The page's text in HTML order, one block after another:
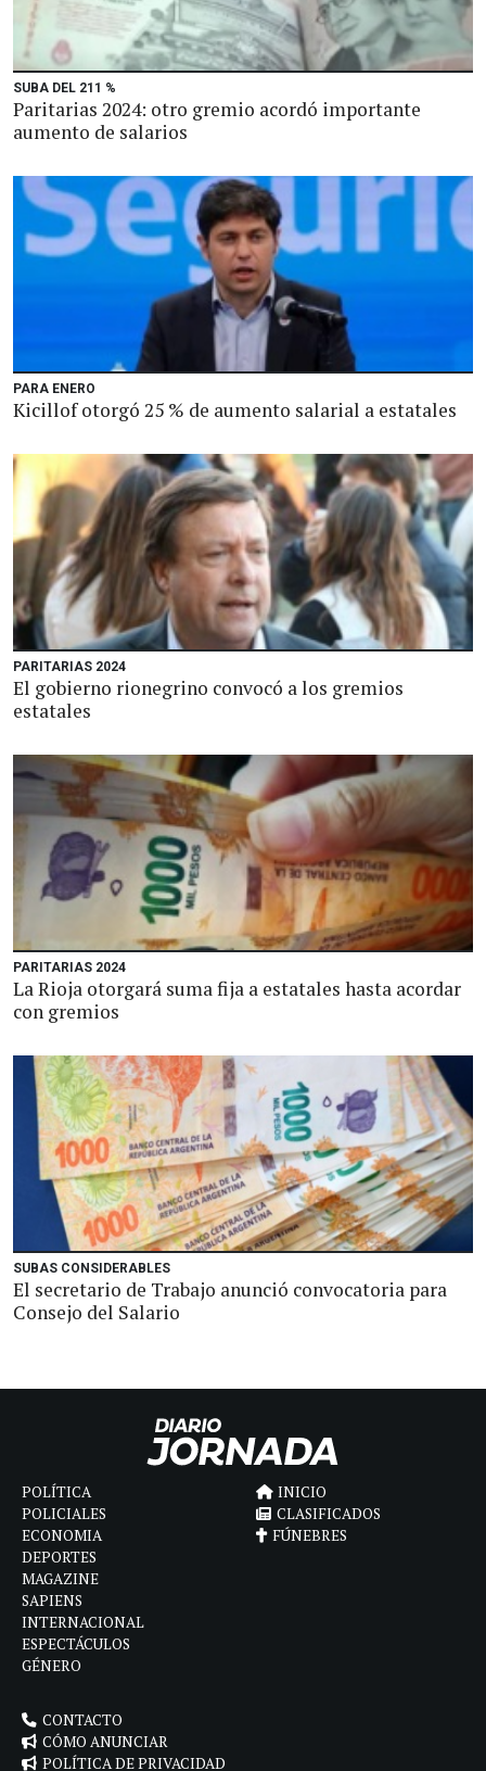
SUBA DEL 211 %
Paritarias 2024: otro gremio acordó importante
aumento de salarios
PARA ENERO
Kicillof otorgó 25 % de aumento salarial a estatales
PARITARIAS 2024
El gobierno rionegrino convocó a los gremios
estatales
PARITARIAS 2024
La Rioja otorgará suma fija a estatales hasta acordar
con gremios
SUBAS CONSIDERABLES
El secretario de Trabajo anunció convocatoria para
Consejo del Salario
POLÍTICA
POLICIALES
ECONOMIA
DEPORTES
MAGAZINE
SAPIENS
INTERNACIONAL
ESPECTÁCULOS
GÉNERO
INICIO
CLASIFICADOS
FÚNEBRES
CONTACTO
CÓMO ANUNCIAR
POLÍTICA DE PRIVACIDAD